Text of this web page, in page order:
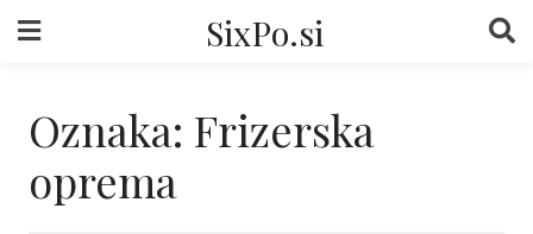
to
SixPo.si
Oznaka: Frizerska
oprema